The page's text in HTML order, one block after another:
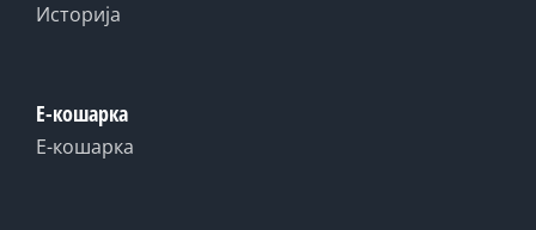
Историја
Е-кошарка
Е-кошарка